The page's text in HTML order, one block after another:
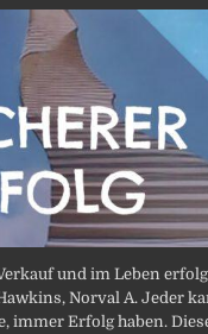
und im Leben
Norval A. Jeder
immer Erfolg haben.